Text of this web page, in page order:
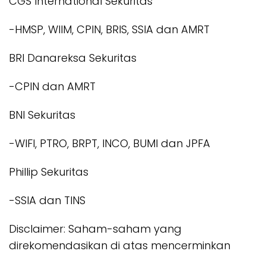
-HMSP, WIIM, CPIN, BRIS, SSIA dan AMRT
BRI Danareksa Sekuritas
-CPIN dan AMRT
BNI Sekuritas
-WIFI, PTRO, BRPT, INCO, BUMI dan JPFA
Phillip Sekuritas
-SSIA dan TINS
Disclaimer: Saham-saham yang
direkomendasikan di atas mencerminkan